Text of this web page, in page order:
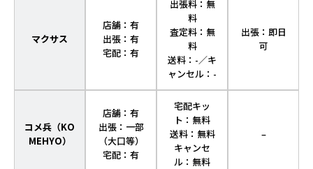
マクサス
店舗：有
出張：有
宅配：有
出張料：無
料
査定料：無
料
送料：-／キ
ャンセル：-
出張：即日
可
コメ兵（KO
MEHYO）
店舗：有
出張：一部
（大口等）
宅配：有
宅配キッ
ト：無料
送料：無料
キャンセ
ル：無料
–